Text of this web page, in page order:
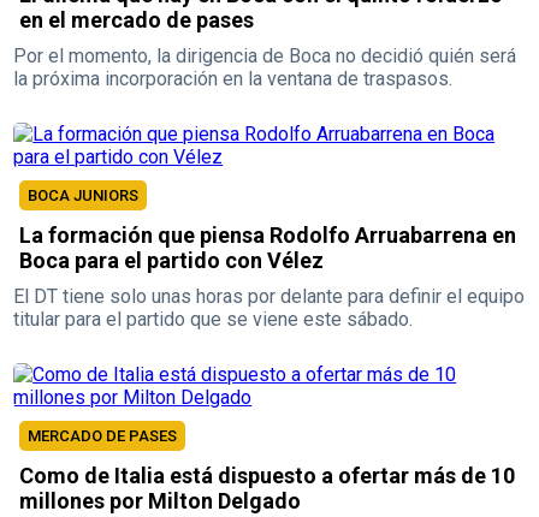
en el mercado de pases
Por el momento, la dirigencia de Boca no decidió quién será
la próxima incorporación en la ventana de traspasos.
BOCA JUNIORS
La formación que piensa Rodolfo Arruabarrena en
Boca para el partido con Vélez
El DT tiene solo unas horas por delante para definir el equipo
titular para el partido que se viene este sábado.
MERCADO DE PASES
Como de Italia está dispuesto a ofertar más de 10
millones por Milton Delgado